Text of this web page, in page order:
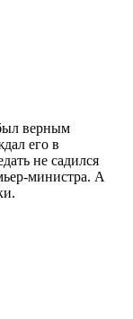
верным
его в
не садился
министра. А